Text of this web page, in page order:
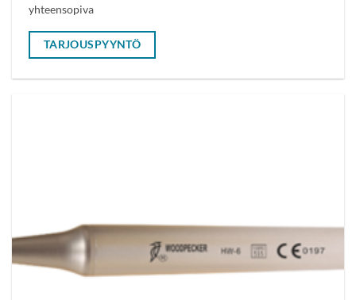
yhteensopiva
TARJOUSPYYNTÖ